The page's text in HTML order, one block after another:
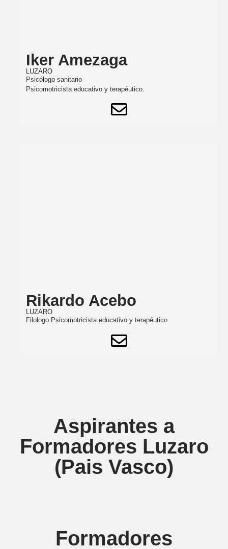
Iker Amezaga
LUZARO
Psicólogo sanitario
Psicomotricista educativo y terapéutico.
Rikardo Acebo
LUZARO
Filologo Psicomotricista educativo y terapéutico
Aspirantes a
Formadores Luzaro
(Pais Vasco)
Formadores